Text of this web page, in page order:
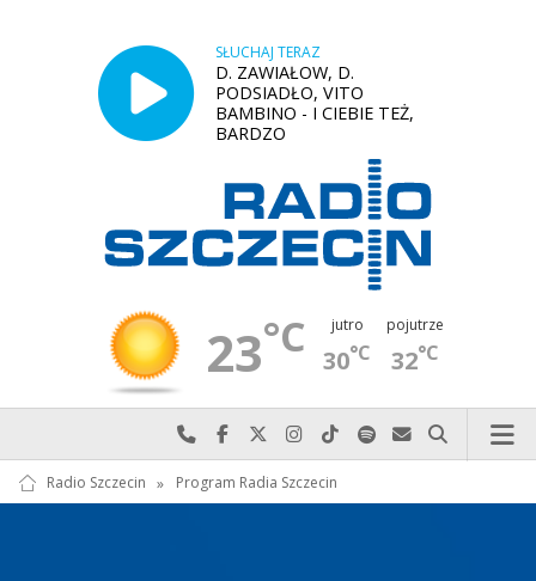
SŁUCHAJ TERAZ
D. ZAWIAŁOW, D.
PODSIADŁO, VITO
BAMBINO - I CIEBIE TEŻ,
BARDZO
23°C jutro
30°C
pojutrze
32°C
Najlepiej po prostu do nas zadzwoń
Odwiedź nas na Facebook-u
Odwiedź nas na X
Odwiedź nas na Instagram-ie
Odwiedź nas na TikTok-u
Szukaj nas na Spotify
Wyślij do nas
Szukaj
Radio Szczecin » Program Radia Szczecin